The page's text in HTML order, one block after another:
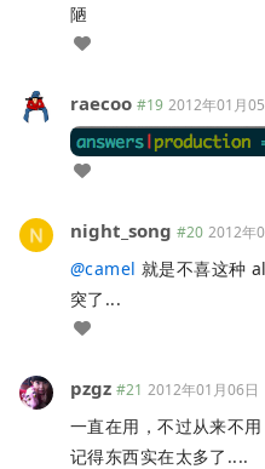
陋
raecoo #19 2012年01月
night_song #20 2012年
@camel 就是不喜这种
突了...
pzgz #21 2012年01月06日
一直在用，不过从来不
记得东西实在太多了....